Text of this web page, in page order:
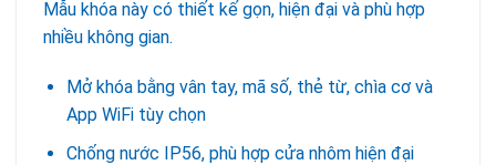
Mẫu khóa này có thiết kế gọn, hiện đại và phù hợp
nhiều không gian.
Mở khóa bằng vân tay, mã số, thẻ từ, chìa cơ và
App WiFi tùy chọn
Chống nước IP56, phù hợp cửa nhôm hiện đại